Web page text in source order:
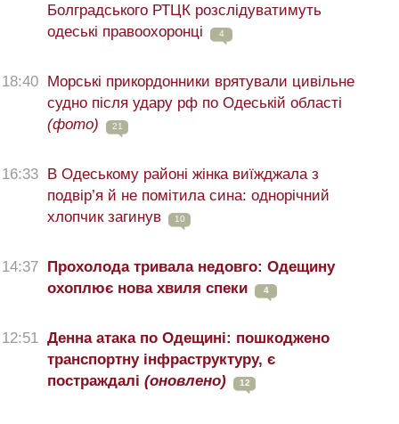
Болградського РТЦК розслідуватимуть
одеські правоохоронці
4
18:40 Морські прикордонники врятували цивільне
судно після удару рф по Одеській області
(фото)
21
16:33 В Одеському районі жінка виїжджала з
подвір’я й не помітила сина: однорічний
хлопчик загинув
10
14:37 Прохолода тривала недовго: Одещину
охоплює нова хвиля спеки
4
12:51 Денна атака по Одещині: пошкоджено
транспортну інфраструктуру, є
постраждалі (оновлено) 12